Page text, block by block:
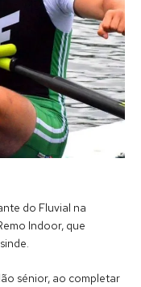
do Fluvial na
Indoor, que
sénior, ao completar